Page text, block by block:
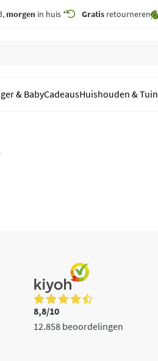
morgen in huis * Gratis retourneren
& BabyCadeausHuishouden & Tuin
8,8/10
12.858 beoordelingen